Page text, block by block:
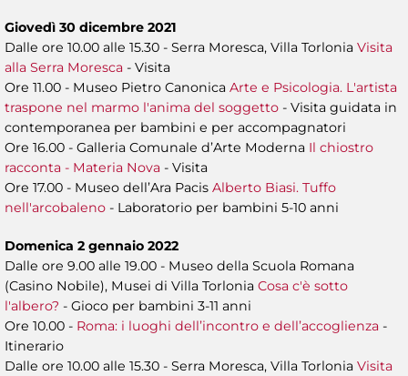
Giovedì 30 dicembre 2021
Dalle ore 10.00 alle 15.30 - Serra Moresca, Villa Torlonia Visita
alla Serra Moresca - Visita
Ore 11.00 - Museo Pietro Canonica Arte e Psicologia. L'artista
traspone nel marmo l'anima del soggetto - Visita guidata in
contemporanea per bambini e per accompagnatori
Ore 16.00 - Galleria Comunale d’Arte Moderna Il chiostro
racconta - Materia Nova - Visita
Ore 17.00 - Museo dell’Ara Pacis Alberto Biasi. Tuffo
nell'arcobaleno - Laboratorio per bambini 5-10 anni
Domenica 2 gennaio 2022
Dalle ore 9.00 alle 19.00 - Museo della Scuola Romana
(Casino Nobile), Musei di Villa Torlonia Cosa c'è sotto
l'albero? - Gioco per bambini 3-11 anni
Ore 10.00 - Roma: i luoghi dell’incontro e dell’accoglienza -
Itinerario
Dalle ore 10.00 alle 15.30 - Serra Moresca, Villa Torlonia Visita